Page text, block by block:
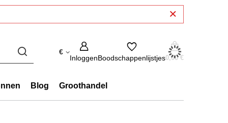
€
InloggenBoodschappenlijstjes0,00 €
Blog Groothandel